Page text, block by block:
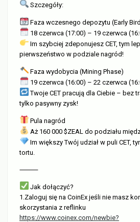
Szczegóły:
Faza wczesnego depozytu (Early
18 czerwca (17:00) – 19 czerwca
Im szybciej zdeponujesz CET, tym
pierwszeństwo w podziale nagród!
Faza wydobycia (Mining Phase)
19 czerwca (16:00) – 22 czerwca
Twoje CET pracują dla Ciebie – bez
tylko pasywny zysk!
Pula nagród
Aż 160 000 $ZEAL do podziału
Im większy Twój udział w puli CET,
tortu.
⸻
Jak dołączyć?
1.Zaloguj się na CoinEx jeśli nie masz
skorzystania z reflinku
https://www.coinex.com/newbie?